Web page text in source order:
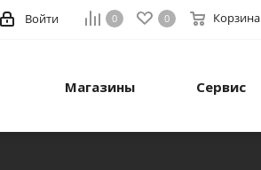
0 0 Корзина
Войти
Магазины Сервис